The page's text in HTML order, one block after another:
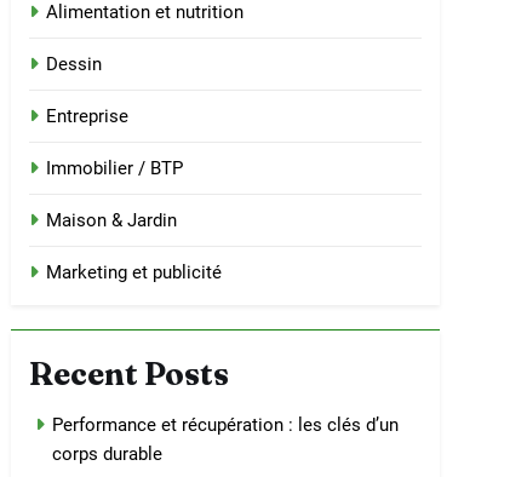
Alimentation et nutrition
Dessin
Entreprise
Immobilier / BTP
Maison & Jardin
Marketing et publicité
Recent Posts
Performance et récupération : les clés d’un
corps durable